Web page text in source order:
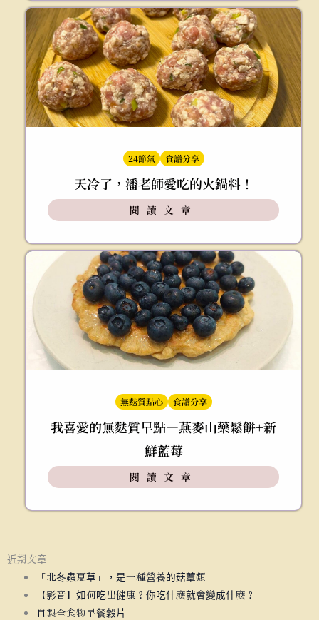
24節氣 食譜分享
天冷了，潘老師愛吃的火鍋料！
閱讀文章
無麩質點心 食譜分享
我喜愛的無麩質早點―燕麥山藥鬆餅+新
鮮藍莓
閱讀文章
近期文章
「北冬蟲夏草」，是一種營養的菇蕈類
【影音】如何吃出健康？你吃什麼就會變成什麼？
自製全食物早餐穀片